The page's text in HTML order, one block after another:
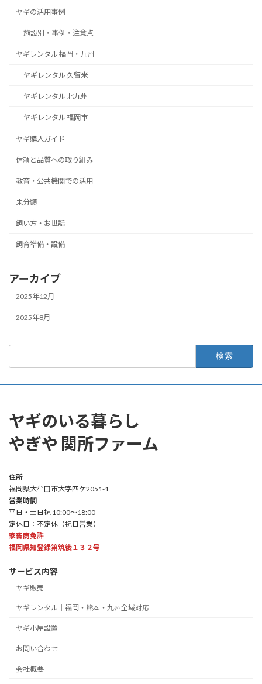
ヤギの活用事例
施設別・事例・注意点
ヤギレンタル 福岡・九州
ヤギレンタル 久留米
ヤギレンタル 北九州
ヤギレンタル 福岡市
ヤギ購入ガイド
信頼と品質への取り組み
教育・公共機関での活用
未分類
飼い方・お世話
飼育準備・設備
アーカイブ
2025年12月
2025年8月
ヤギのいる暮らし
やぎや 関所ファーム
住所
福岡県大牟田市大字四ケ2051-1
営業時間
平日・土日祝 10:00～18:00
定休日：不定休（祝日営業）
家畜商免許
福岡県知登録第筑後１３２号
サービス内容
ヤギ販売
ヤギレンタル｜福岡・熊本・九州全域対応
ヤギ小屋設置
お問い合わせ
会社概要